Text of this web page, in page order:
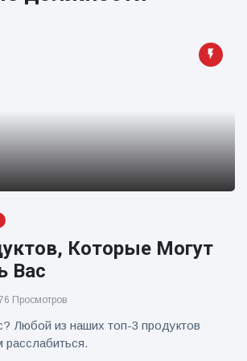
смех у
в
14 лет
195
из
запуска
173
Которые Могут
Вас
Просмотров
Любой из наших топ-3 продуктов